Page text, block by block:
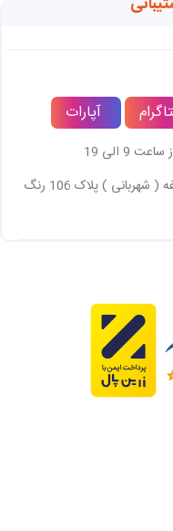
آپارات
9 الی 19
میدان کرج خ شهید بهشتی خ سردار حنیفه ( شهربانی ) پلاک 106 رنگ